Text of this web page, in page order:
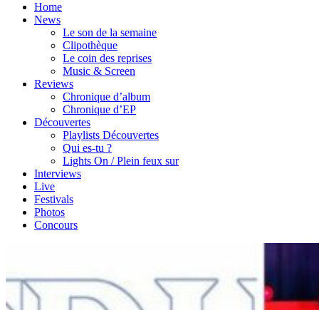
Home
News
Le son de la semaine
Clipothèque
Le coin des reprises
Music & Screen
Reviews
Chronique d’album
Chronique d’EP
Découvertes
Playlists Découvertes
Qui es-tu ?
Lights On / Plein feux sur
Interviews
Live
Festivals
Photos
Concours